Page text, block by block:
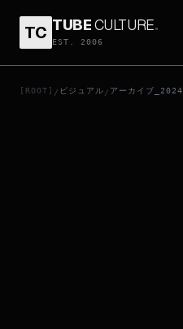
TC TUBECULTURE.
EST. 2006
[ROOT] / ビジュアル / アーカイブ_2024
キッチンから花束を